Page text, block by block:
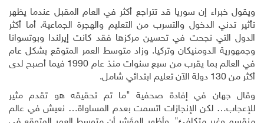
ويقول خبراء إن سوريا قد تتراجع أكثر في العام المقبل عندما يظهر
تأثير تدني الدخول والتسرب من التعليم والهجرة الجماعية. أما أكثر
الدول التي نجحت في تحسين مركزها فقد كانت إيرلندا وبوتسوانا
وجمهورية الدومنيكان وتركيا. وزاد متوسط العمر المتوقع بشكل عام
في العالم بما يقرب من سبع سنوات منذ عام 1990 فيما أصبح لدى
أكثر من 130 دولة الآن تعليم ابتدائي شامل.
وقال جهان في إفادة صحفية "ما تم تحقيقه هو تقدم مثير
للإعجاب… لكن الإنجازات اتسمت بعدم المساواة… نعيش في عالم